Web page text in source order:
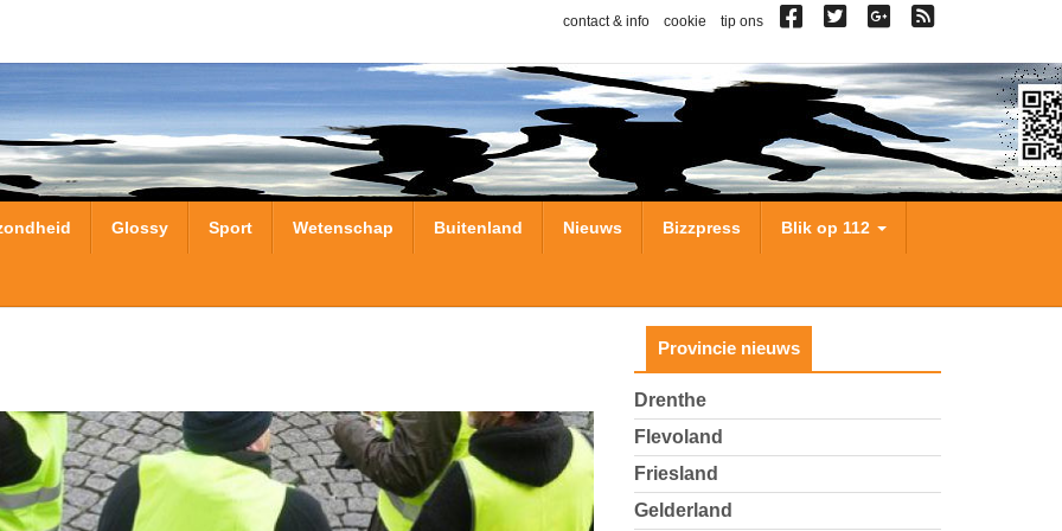
contact & info cookie tip ons
Glossy Sport Wetenschap Buitenland Nieuws Bizzpress Blik op 112
Provincie nieuws
Drenthe
Flevoland
Friesland
Gelderland